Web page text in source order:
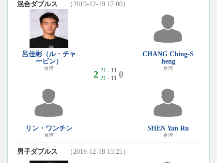
混合ダブルス （2019-12-19 17:00）
呂佳彬（ル・チャ
ービン）
台湾
リン・ワンチン
台湾
2 21 - 11
21 - 11 0
CHANG Ching-S
heng
台湾
SHEN Yan Ru
台湾
男子ダブルス （2019-12-18 15:25）